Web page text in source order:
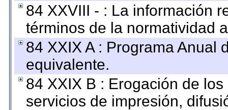
84 XXVIII - : La información
términos de la normatividad
84 XXIX A : Programa Anual
equivalente.
84 XXIX B : Erogación de
servicios de impresión,